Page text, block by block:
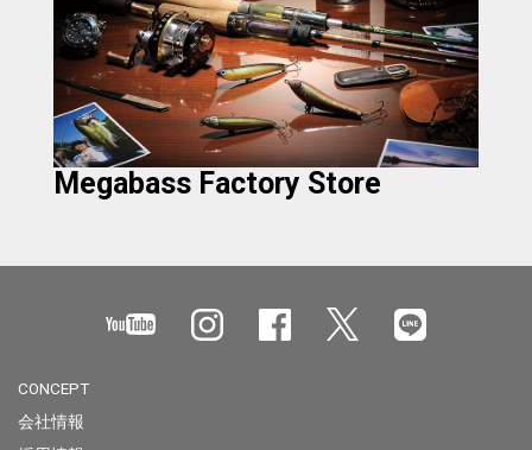
Megabass Factory Store
CONCEPT
会社情報